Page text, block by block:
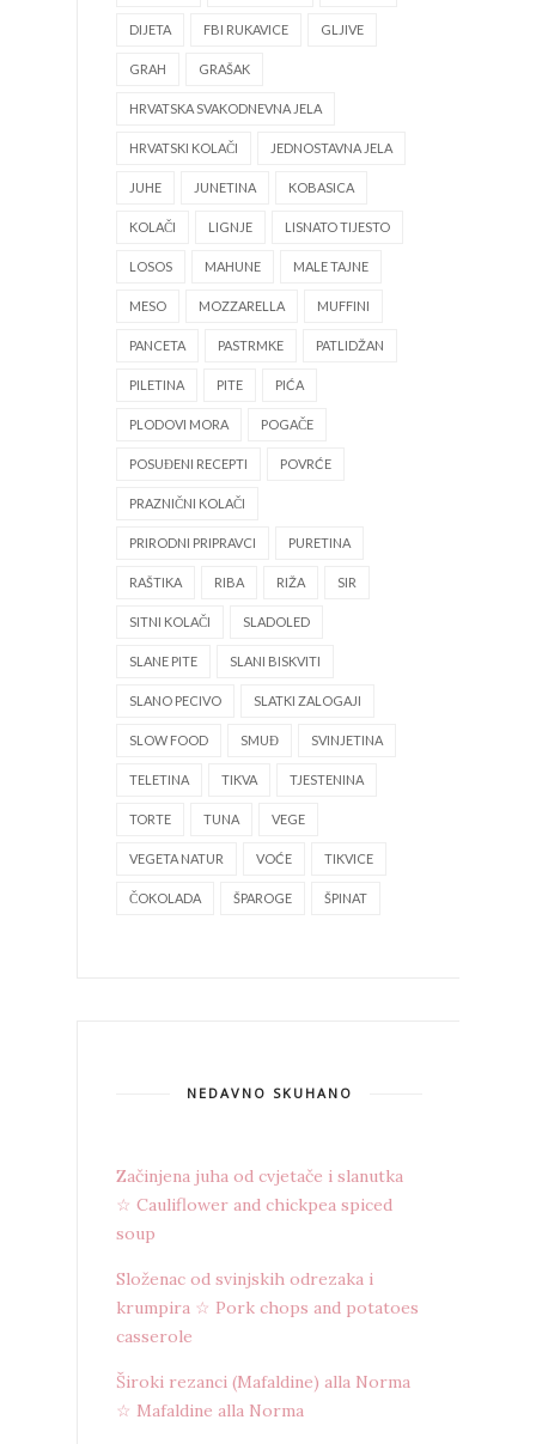
DIJETA FBI RUKAVICE GLJIVE
GRAH GRAŠAK
HRVATSKA SVAKODNEVNA JELA
HRVATSKI KOLAČI JEDNOSTAVNA JELA
JUHE JUNETINA KOBASICA
KOLAČI LIGNJE LISNATO TIJESTO
LOSOS MAHUNE MALE TAJNE
MESO MOZZARELLA MUFFINI
PANCETA PASTRMKE PATLIDŽAN
PILETINA PITE PIĆA
PLODOVI MORA POGAČE
POSUĐENI RECEPTI POVRĆE
PRAZNIČNI KOLAČI
PRIRODNI PRIPRAVCI PURETINA
RAŠTIKA RIBA RIŽA SIR
SITNI KOLAČI SLADOLED
SLANE PITE SLANI BISKVITI
SLANO PECIVO SLATKI ZALOGAJI
SLOW FOOD SMUĐ SVINJETINA
TELETINA TIKVA TJESTENINA
TORTE TUNA VEGE
VEGETA NATUR VOĆE TIKVICE
ČOKOLADA ŠPAROGE ŠPINAT
NEDAVNO SKUHANO
Začinjena juha od cvjetače i slanutka
☆ Cauliflower and chickpea spiced
soup
Složenac od svinjskih odrezaka i
krumpira ☆ Pork chops and potatoes
casserole
Široki rezanci (Mafaldine) alla Norma
☆ Mafaldine alla Norma